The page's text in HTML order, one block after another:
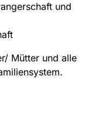
und
Mütter und alle